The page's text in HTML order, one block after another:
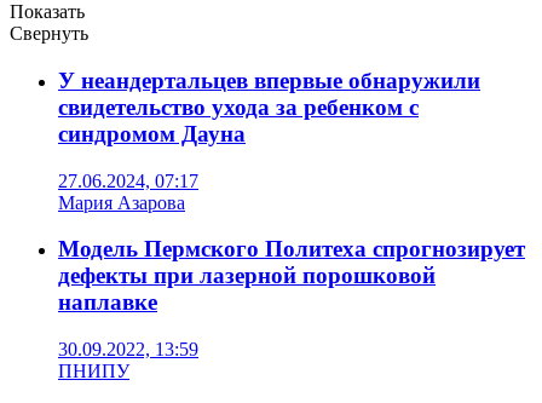
Показать
Свернуть
У неандертальцев впервые обнаружили
свидетельство ухода за ребенком с
синдромом Дауна
27.06.2024, 07:17
Мария Азарова
Модель Пермского Политеха спрогнозирует
дефекты при лазерной порошковой
наплавке
30.09.2022, 13:59
ПНИПУ